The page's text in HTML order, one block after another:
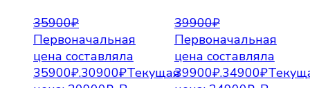
35900₽
Первоначальная
цена составляла
35900₽.30900₽Текущая
39900₽
Первоначальная
цена составляла
39900₽.34900₽